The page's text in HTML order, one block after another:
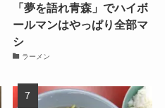
「夢を語れ青森」でハイボ
ールマンはやっぱり全部マ
シ
ラーメン